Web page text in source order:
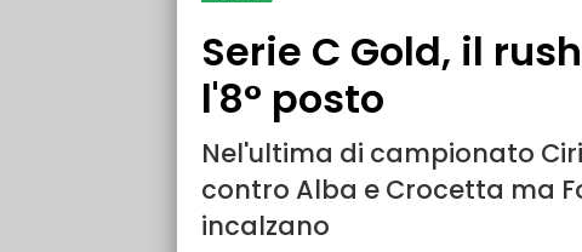
Serie C Gold, il
l'8° posto
Nel'ultima di campionato
contro Alba e Crocetta ma
incalzano